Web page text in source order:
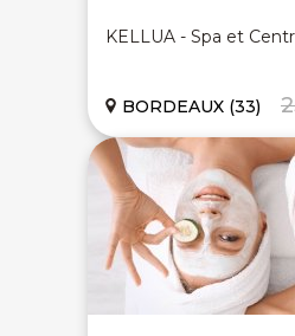
KELLUA - Spa et
BORDEAUX (33)